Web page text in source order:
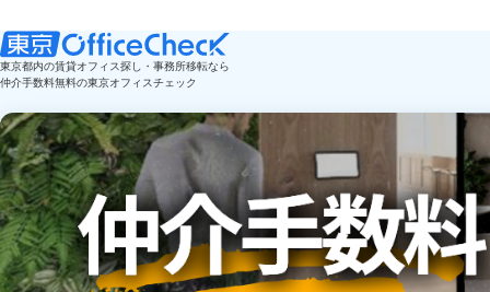
東京都内の賃貸オフィス探し・事務所移転なら
仲介手数料無料の東京オフィスチェック